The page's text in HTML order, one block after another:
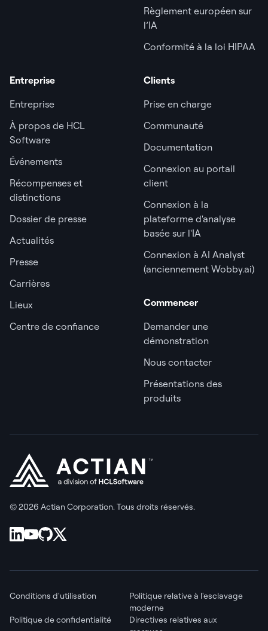
Règlement européen sur
l’IA
Conformité à la loi HIPAA
Entreprise
Entreprise
À propos de HCL
Software
Événements
Récompenses et
distinctions
Dossier de presse
Actualités
Presse
Carrières
Lieux
Centre de confiance
Clients
Prise en charge
Communauté
Documentation
Connexion au portail
client
Connexion à la
plateforme d'analyse
basée sur l'IA
Connexion à AI Analyst
(anciennement Wobby.ai)
Commencer
Demander une
démonstration
Nous contacter
Présentations des
produits
© 2026 Actian Corporation. Tous droits réservés.
Conditions d'utilisation
Politique relative à l'esclavage
moderne
Politique de confidentialité
Directives relatives aux